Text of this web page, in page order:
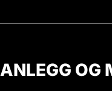
ANLEGG OG